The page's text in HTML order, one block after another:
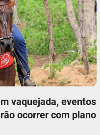
vaquejada, eventos
ocorrer com plano